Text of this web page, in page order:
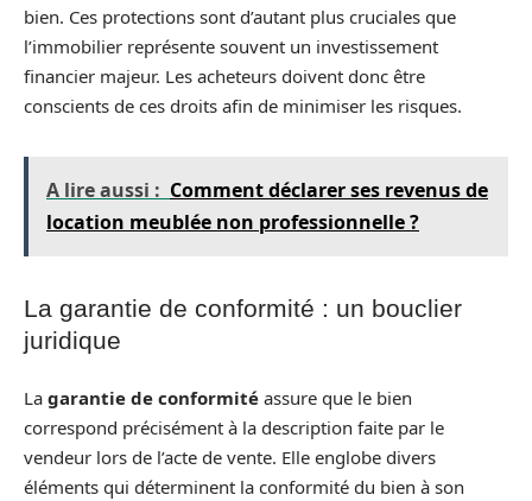
bien. Ces protections sont d’autant plus cruciales que
l’immobilier représente souvent un investissement
financier majeur. Les acheteurs doivent donc être
conscients de ces droits afin de minimiser les risques.
A lire aussi : Comment déclarer ses revenus de
location meublée non professionnelle ?
La garantie de conformité : un bouclier
juridique
La garantie de conformité assure que le bien
correspond précisément à la description faite par le
vendeur lors de l’acte de vente. Elle englobe divers
éléments qui déterminent la conformité du bien à son